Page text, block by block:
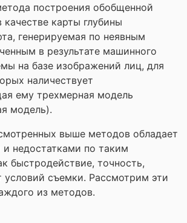
построения обобщенной
качестве карты глубины
генерируемая по неявным
в результате машинного
на базе изображений лиц, для
наличествует
ему трехмерная модель
модель).
выше методов обладает
недостатками по таким
быстродействие, точность,
условий съемки. Рассмотрим эти
из методов.